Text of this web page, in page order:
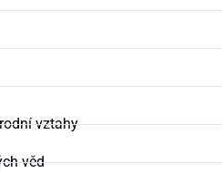
vztahy
věd